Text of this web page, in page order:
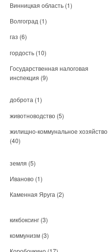
Винницкая область (1)
Волгоград (1)
газ (6)
гордость (10)
Государственная налоговая
инспекция (9)
доброта (1)
животноводство (5)
жилищно-коммунальное хозяйство
(40)
земля (5)
Иваново (1)
Каменная Яруга (2)
кикбоксинг (3)
коммунизм (3)